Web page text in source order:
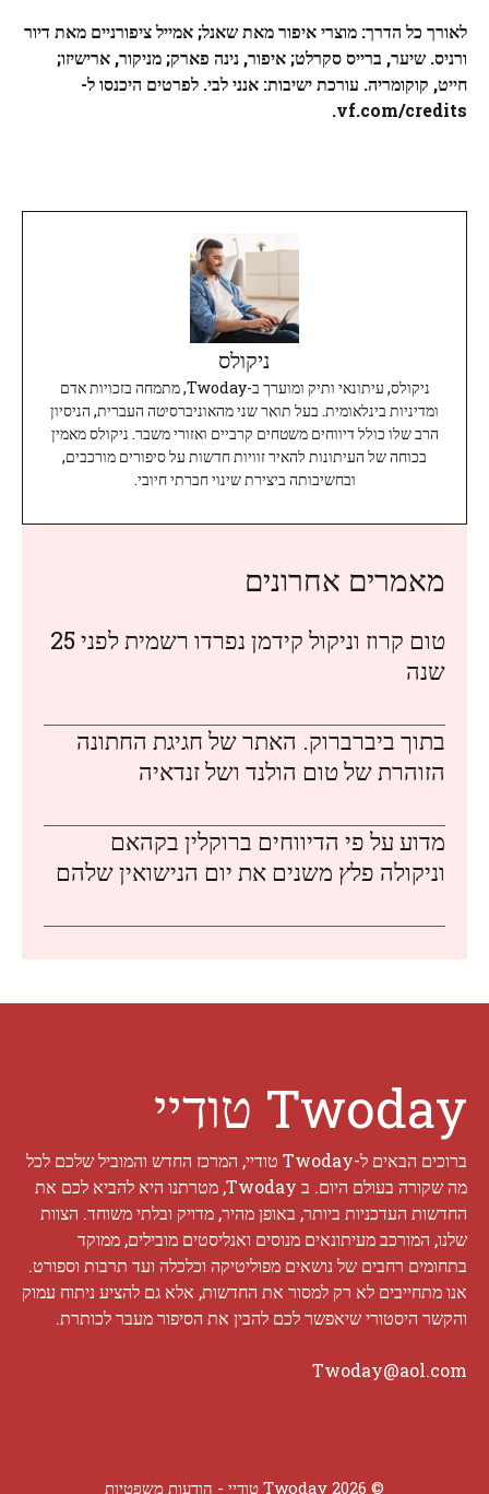
לאורך כל הדרך: מוצרי איפור מאת שאנל; אמייל ציפורניים מאת דיור
ורניס. שיער, ברייס סקרלט; איפור, נינה פארק; מניקור, ארישיזו;
חייט, קוקומריה. עורכת ישיבות: אנני לבי. לפרטים היכנסו ל-
vf.com/credits.
ניקולס
ניקולס, עיתונאי ותיק ומוערך ב-Twoday, מתמחה בזכויות אדם
ומדיניות בינלאומית. בעל תואר שני מהאוניברסיטה העברית, הניסיון
הרב שלו כולל דיווחים משטחים קרביים ואזורי משבר. ניקולס מאמין
בכוחה של העיתונות להאיר זוויות חדשות על סיפורים מורכבים,
ובחשיבותה ביצירת שינוי חברתי חיובי.
מאמרים אחרונים
טום קרוז וניקול קידמן נפרדו רשמית לפני 25
שנה
בתוך ביברברוק. האתר של חגיגת החתונה
הזוהרת של טום הולנד ושל זנדאיה
מדוע על פי הדיווחים ברוקלין בקהאם
וניקולה פלץ משנים את יום הנישואין שלהם
Twoday טודיי
ברוכים הבאים ל-Twoday טודיי, המרכז החדש והמוביל שלכם לכל
מה שקורה בעולם היום. ב Twoday, מטרתנו היא להביא לכם את
החדשות העדכניות ביותר, באופן מהיר, מדויק ובלתי משוחד. הצוות
שלנו, המורכב מעיתונאים מנוסים ואנליסטים מובילים, ממוקד
בתחומים רחבים של נושאים מפוליטיקה וכלכלה ועד תרבות וספורט.
אנו מתחייבים לא רק למסור את החדשות, אלא גם להציע ניתוח עמוק
והקשר היסטורי שיאפשר לכם להבין את הסיפור מעבר לכותרת.
Twoday@aol.com
© 2026 Twoday טודיי - הודעות משפטיות